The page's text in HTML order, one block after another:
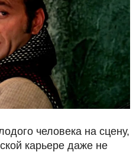
человека на сцену,
карьере даже не